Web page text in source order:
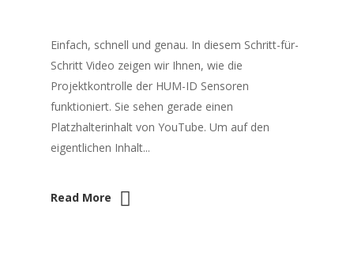
Einfach, schnell und genau. In diesem Schritt-für-
Schritt Video zeigen wir Ihnen, wie die
Projektkontrolle der HUM-ID Sensoren
funktioniert. Sie sehen gerade einen
Platzhalterinhalt von YouTube. Um auf den
eigentlichen Inhalt...
Read More